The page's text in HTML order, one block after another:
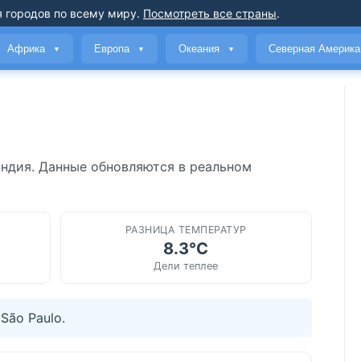
городов по всему миру. Посмотреть все страны.
Африка ▼ Европа ▼ Океания ▼ Северная Америка
Данные обновляются в реальном
РАЗНИЦА ТЕМПЕРАТУР
8.3°C
Дели теплее
Paulo.